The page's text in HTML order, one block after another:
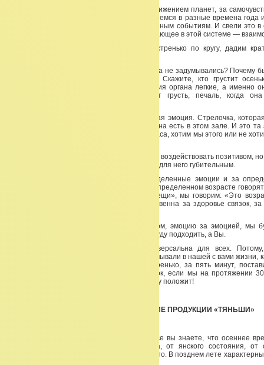
Китайские врачи издревле наблюдали за движением планет, за
человека, они смотрели за тем, как мы меняемся в разные времена
самочувствие к разным временам года, к разным событиям. И свели это
систему пяти первоэлементов. Основополагающее в этой системе —
Сейчас мы с вами пробежимся очень быстренько по кругу, дадим
Почему мы грустим с вами осенью, вы никогда не задумывались? Почему
грусть? Даже те, кто очень любит осень. Скажите, кто грустит
-практически все. Потому что главная эмоция органа легкие, а именно
органом осенью, это грусть, печаль. Вот грусть, печаль, когда
Каждому органу соответствует определенная эмоция. Стрелочка,
органу — это энергия Ци. Она есть везде, она есть в этом зале. И это та
находится в каждом органе максимально 2 часа, хотим мы этого или не
Как позитива, так и негатива. Конечно, лучше воздействовать позитивом,
направленный на данный орган, может быть для него губительным.
Итак, каждый орган ответственен за определенные эмоции и за
нашем организме. И поэтому, когда люди в определенном возрасте
гибкой, я не могу сделать определенные вещи», мы говорим: «Это
печень! Потому, что именно печень ответственна за здоровье связок,
Поэтому, сейчас, разбирая орган за органом, эмоцию за эмоцией, мы
подходить к проблеме каждого из вас. Не я буду подходить, а Вы.
Потому, что эта система абсолютно универсальна для всех.
отражением природы. И чтобы мы не придумывали в нашей с вами жизни,
не принимали, как бы мы не хотели быстренько, за пять минут,
никакая таблетка не приведет нас в порядок, если мы на протяжении
творили со своим организмом что Бог на душу положит!
ЛЕКЦИЯ «СИСТЕМА У-СИН» И ПРИМЕНЕНИЕ ПРОДУКЦИИ «ТЯНЬШИ»
Мы начинаем наш круг сегодня с осени. Все вы знаете, что осеннее
уходом от быстро текущего времени года, от янского состояния, от
скорости, жара. Переходит оно в позднее лето. В позднем лете